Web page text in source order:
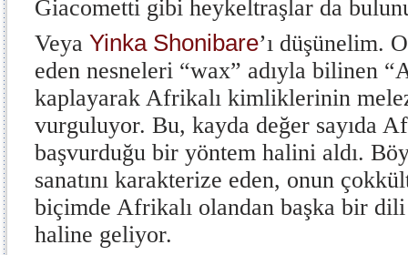
Giacometti gibi heykeltraşlar da
Veya Yinka Shonibare’ı düşünelim.
eden nesneleri “wax” adıyla bilinen
kaplayarak Afrikalı kimliklerinin
vurguluyor. Bu, kayda değer sayıda
başvurduğu bir yöntem halini aldı.
sanatını karakterize eden, onun
biçimde Afrikalı olandan başka bir
haline geliyor.